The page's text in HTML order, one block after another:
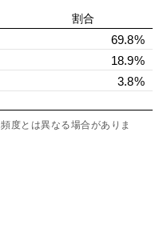
割合
69.8%
18.9%
3.8%
度とは異なる場合がありま